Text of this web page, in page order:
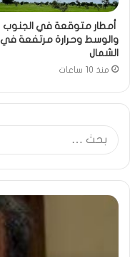
أمطار متوقعة في الجنوب
والوسط وحرارة مرتفعة في
الشمال
منذ 10 ساعات
ومضة